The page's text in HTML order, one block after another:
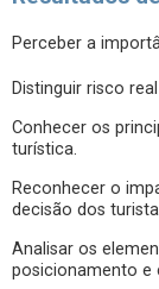
Perceber a
Distinguir risco
Conhecer os
turística.
Reconhecer o
decisão dos
Analisar os
posicionamento e